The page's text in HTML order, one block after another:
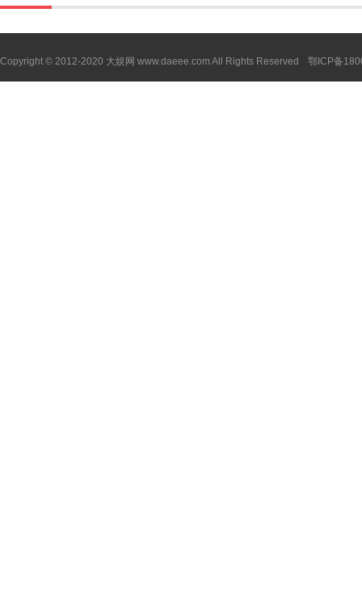
Copyright © 2012-2020 大娱网 www.daeee.com All Rights Reserved 鄂ICP备